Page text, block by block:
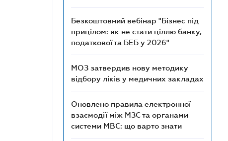
Безкоштовний вебінар "Бізнес під
прицілом: як не стати ціллю банку,
податкової та БЕБ у 2026"
МОЗ затвердив нову методику
відбору ліків у медичних закладах
Оновлено правила електронної
взаємодії між МЗС та органами
системи МВС: що варто знати